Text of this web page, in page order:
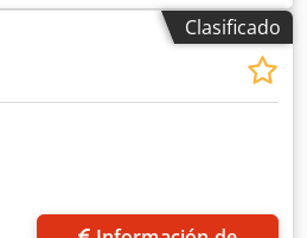
modo automático
bobina e inserción sencillo y
- Altura de trabajo
La máquina puede mostrarse
Clasificado